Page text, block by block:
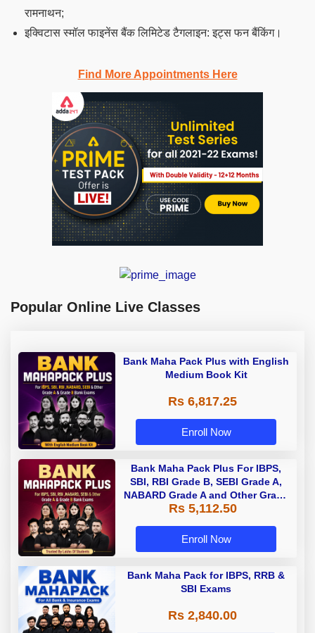
रामनाथन;
इक्विटास स्मॉल फाइनेंस बैंक लिमिटेड टैगलाइन: इट्स फन बैंकिंग।
Find More Appointments Here
Popular Online Live Classes
Bank Maha Pack Plus with English
Medium Book Kit
Rs 6,817.25
Enroll Now
Bank Maha Pack Plus For IBPS,
SBI, RBI Grade B, SEBI Grade A,
NABARD Grade A and Other Grade
A & Grade B Bank Exams
Rs 5,112.50
Enroll Now
Bank Maha Pack for IBPS, RRB &
SBI Exams
Rs 2,840.00